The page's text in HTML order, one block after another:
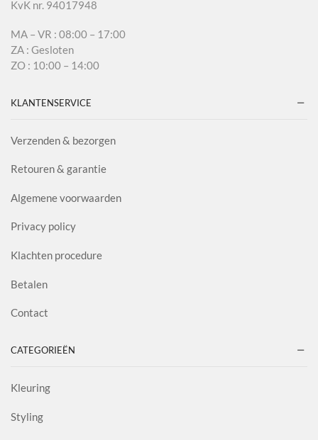
KvK nr. 94017948
MA – VR : 08:00 – 17:00
ZA : Gesloten
ZO : 10:00 – 14:00
KLANTENSERVICE
Verzenden & bezorgen
Retouren & garantie
Algemene voorwaarden
Privacy policy
Klachten procedure
Betalen
Contact
CATEGORIEËN
Kleuring
Styling